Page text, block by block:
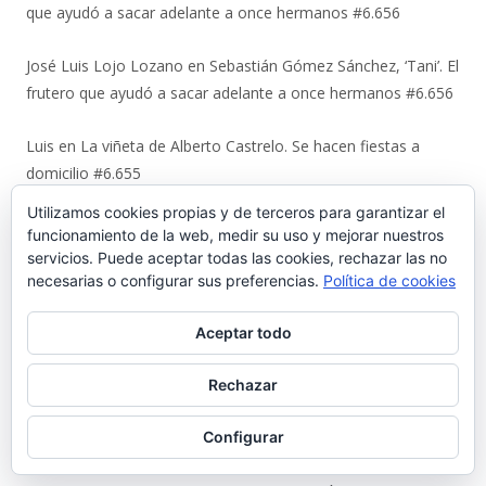
que ayudó a sacar adelante a once hermanos #6.656
José Luis Lojo Lozano en Sebastián Gómez Sánchez, ‘Tani’. El
frutero que ayudó a sacar adelante a once hermanos #6.656
Luis en La viñeta de Alberto Castrelo. Se hacen fiestas a
domicilio #6.655
Javier Bello González en La viñeta de Alberto Castrelo. Se
hacen fiestas a domicilio #6.655
FernandoenLa viñeta de Alberto Castrelo. Se hacen fiestas a
enLuis Suárez Ávila y Pepita Lena:
una tertulia de 2004 sobre el centro histórico que El Puerto
Utilizamos cookies propias y de terceros para garantizar el
funcionamiento de la web, medir su uso y mejorar nuestros
servicios. Puede aceptar todas las cookies, rechazar las no
necesarias o configurar sus preferencias. Política de cookies
Aceptar todo
Rechazar
Configurar